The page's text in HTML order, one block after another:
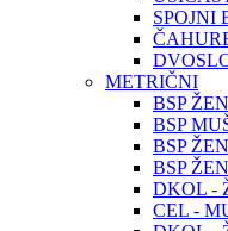
SPOJNI
METRIČNI
BSP
BSP
BSP
BSP
DKOL -
CEL -